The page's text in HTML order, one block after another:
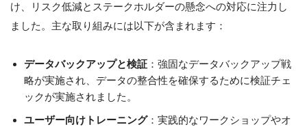
け、リスク低減とステークホルダーの懸念への対応に注力し
ました。主な取り組みには以下が含まれます：
データバックアップと検証 ：強固なデータバックアップ戦
略が実施され、データの整合性を確保するために検証チェ
ックが実施されました。
ユーザー向けトレーニング：実践的なワークショップやオ